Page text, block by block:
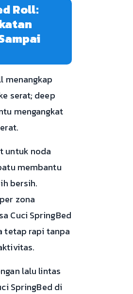
Roll:
menangkap
serat; deep
mengangkat
untuk noda
membantu
bersih.
zona
Cuci SpringBed
tetap rapi tanpa
lalu lintas
SpringBed di